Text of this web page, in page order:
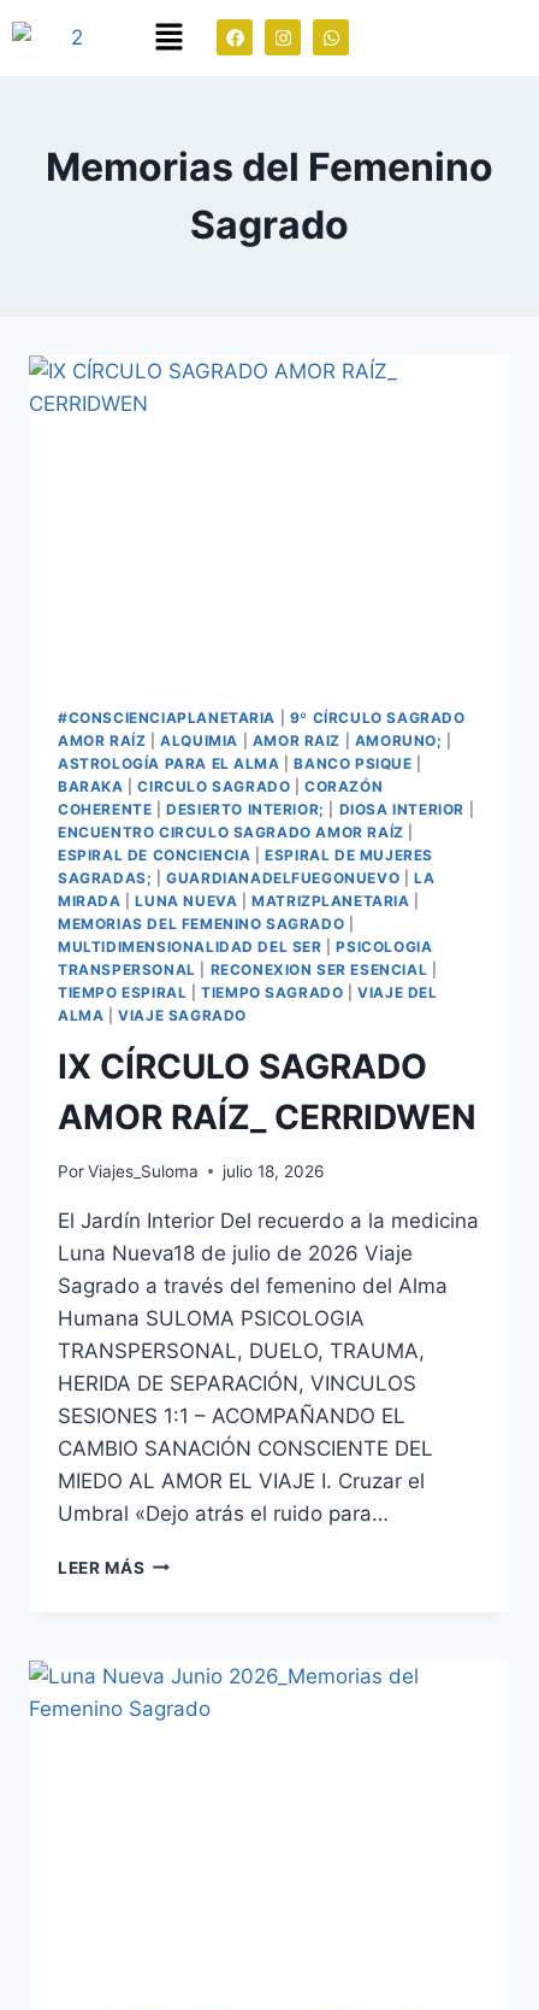
Memorias del Femenino
Sagrado
#CONSCIENCIAPLANETARIA
9º CÍRCULO SAGRADO
AMOR RAÍZ |ALQUIMIA AMOR RAIZ AMORUNO;
ASTROLOGÍA PARA EL ALMA |BANCO PSIQUE
BARAKA |CIRCULO SAGRADO |CORAZÓN
COHERENTE |DESIERTO INTERIOR; DIOSA INTERIOR
ENCUENTRO CIRCULO SAGRADO AMOR RAÍZ
ESPIRAL DE CONCIENCIA |ESPIRAL DE MUJERES
SAGRADAS; |GUARDIANADELFUEGONUEVO |LA
MIRADA |LUNA NUEVA |MATRIZPLANETARIA
MEMORIAS DEL FEMENINO SAGRADO
MULTIDIMENSIONALIDAD DEL SER |PSICOLOGIA
TRANSPERSONAL
RECONEXION SER ESENCIAL
TIEMPO ESPIRAL |TIEMPO SAGRADO |VIAJE DEL
ALMA |VIAJE SAGRADO
IX CÍRCULO SAGRADO
AMOR RAÍZ_ CERRIDWEN
PorViajes_Suloma julio 18, 2026
El Jardín Interior Del recuerdo a la medicina
Luna Nueva18 de julio de 2026 Viaje
Sagrado a través del femenino del Alma
Humana SULOMA PSICOLOGIA
TRANSPERSONAL, DUELO, TRAUMA,
HERIDA DE SEPARACIÓN, VINCULOS
SESIONES 1:1 – ACOMPAÑANDO EL
CAMBIO SANACIÓN CONSCIENTE DEL
MIEDO AL AMOR EL VIAJE I. Cruzar el
Umbral «Dejo atrás el ruido para…
LEER MÁS